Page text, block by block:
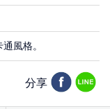
風格。
分享